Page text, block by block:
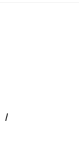
/